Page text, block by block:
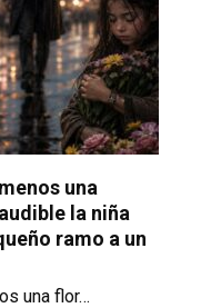
una
la niña
ramo a un
una flor…